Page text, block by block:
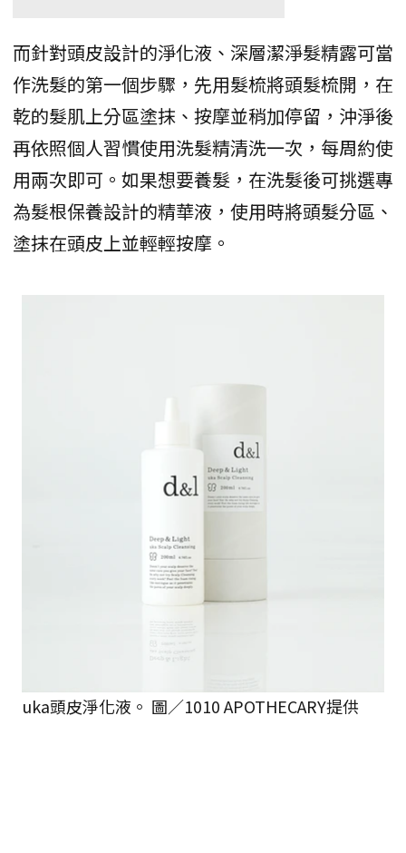
而針對頭皮設計的淨化液、深層潔淨髮精露可當
作洗髮的第一個步驟，先用髮梳將頭髮梳開，在
乾的髮肌上分區塗抹、按摩並稍加停留，沖淨後
再依照個人習慣使用洗髮精清洗一次，每周約使
用兩次即可。如果想要養髮，在洗髮後可挑選專
為髮根保養設計的精華液，使用時將頭髮分區、
塗抹在頭皮上並輕輕按摩。
uka頭皮淨化液。 圖／1010 APOTHECARY提供